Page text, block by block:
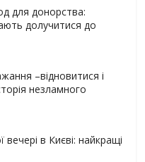
для донорства:
долучитися до
–відновитися і
незламного
в Києві: найкращі